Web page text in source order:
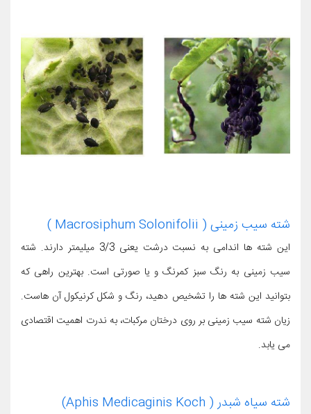
شته سیب زمینی ( Macrosiphum Solonifolii )
این شته ها اندامی به نسبت درشت یعنی 3/3 میلیمتر دارند. شته
سیب زمینی به رنگ سبز کمرنگ و یا صورتی است. بهترین راهی که
بتوانید این شته ها را تشخیص دهید، رنگ و شکل کرنیکول آن هاست.
زیان شته سیب زمینی بر روی درختان مرکبات، به ندرت اهمیت اقتصادی
می یابد.
شته سیاه شبدر ( Aphis Medicaginis Koch)